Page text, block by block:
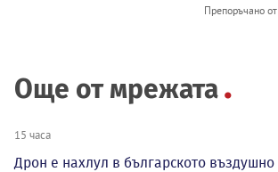
Препоръчано
Още от мрежата
15 часа
Дрон е нахлул в българското въздушно